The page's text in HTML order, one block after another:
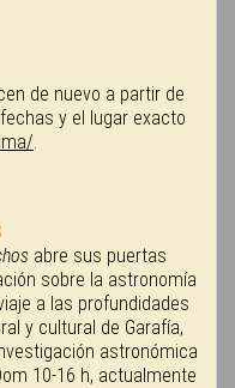
de nuevo a partir de
y el lugar exacto
.
abre sus puertas
sobre la astronomía
a las profundidades
y cultural de Garafía,
astronómica
10-16 h, actualmente